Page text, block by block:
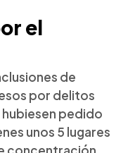
el
de
por delitos
hubiesen pedido
unos 5 lugares